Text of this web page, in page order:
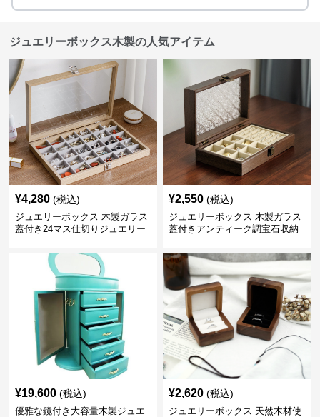
ジュエリーボックス木製の人気アイテム
¥4,280 (税込)
ジュエリーボックス 木製ガラス
蓋付き24マス仕切りジュエリー
¥2,550 (税込)
ジュエリーボックス 木製ガラス
蓋付きアンティーク調宝石収納
¥19,600 (税込)
優雅な鏡付き大容量木製ジュエ
¥2,620 (税込)
ジュエリーボックス 天然木材使